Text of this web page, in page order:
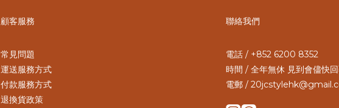
顧客服務
常見問題
運送服務方式
付款服務方式
退換貨政策
聯絡我們
電話 / +852 6200 8352
時間 / 全年無休 見到會儘快
電郵 /